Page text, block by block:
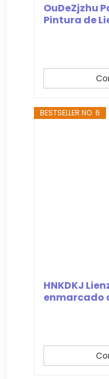
OuDeZjzhu
Pintura de
BESTSELLER NO. 6
HNKDKJ
enmarcado